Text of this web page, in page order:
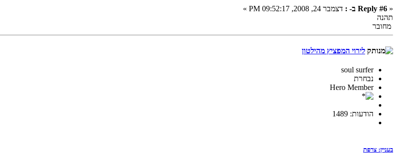
« Reply #6 ב- :
דצמבר 24, 2008, 09:52:17 PM »
תהנה
מחובר
לירוי המפציץ מהילטון
soul surfer
נבחרת
Hero Member
הודעות: 1489
בעניין: צרפת